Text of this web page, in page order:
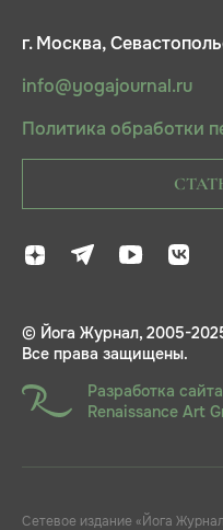
г. Москва,
info@yogajournal.ru
Политика обработки
© Йога Журнал, 2005-
Все права защищены.
Разработка сайта
Renaissance Art
Сетевое издание «Йога